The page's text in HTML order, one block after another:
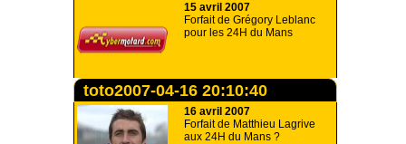
15 avril 2007
Forfait de Grégory Leblanc
pour les 24H du Mans
toto2007-04-16 20:10:40
16 avril 2007
Forfait de Matthieu Lagrive
aux 24H du Mans ?